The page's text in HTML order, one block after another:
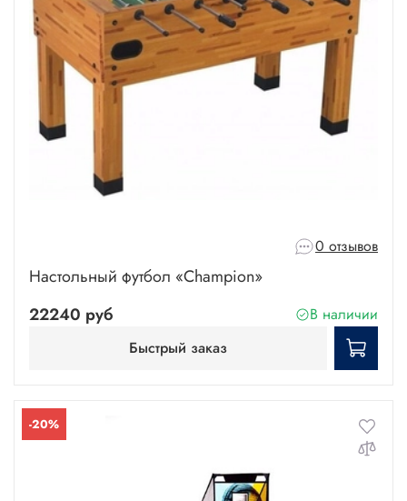
0 отзывов
Настольный футбол «Champion»
22240 руб
В наличии
Быстрый заказ
-20%